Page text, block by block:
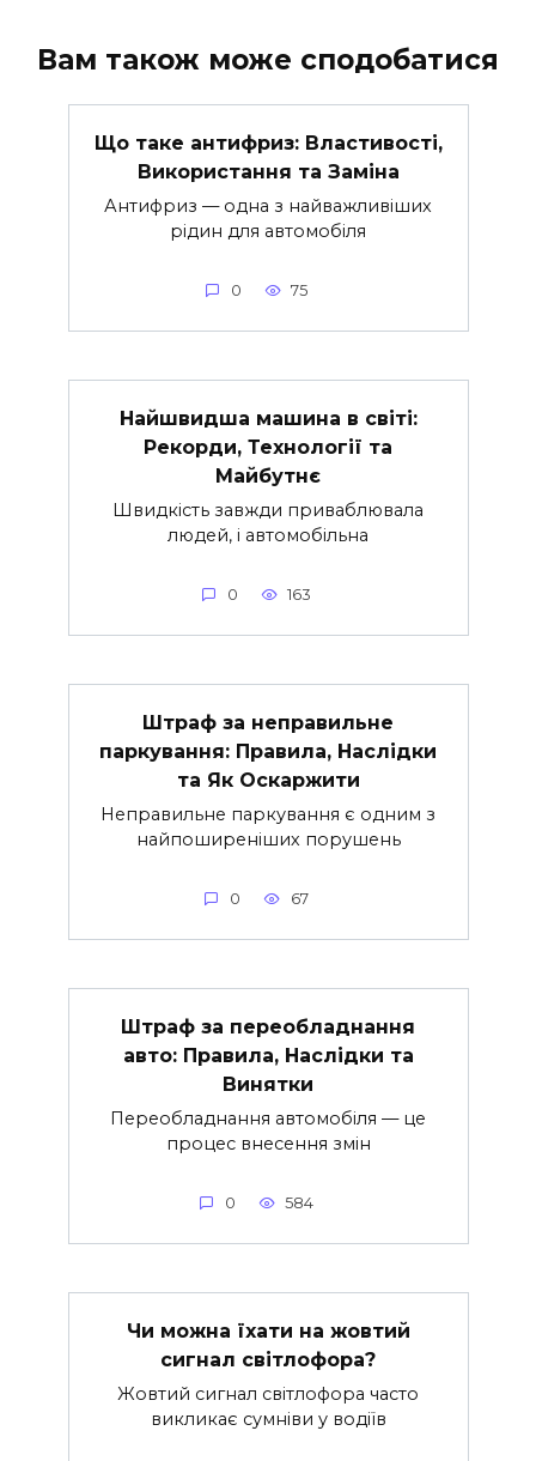
Вам також може сподобатися
Що таке антифриз: Властивості,
Використання та Заміна
Антифриз — одна з найважливіших
рідин для автомобіля
0 75
Найшвидша машина в світі:
Рекорди, Технології та
Майбутнє
Швидкість завжди приваблювала
людей, і автомобільна
0 163
Штраф за неправильне
паркування: Правила, Наслідки
та Як Оскаржити
Неправильне паркування є одним з
найпоширеніших порушень
0 67
Штраф за переобладнання
авто: Правила, Наслідки та
Винятки
Переобладнання автомобіля — це
процес внесення змін
0 584
Чи можна їхати на жовтий
сигнал світлофора?
Жовтий сигнал світлофора часто
викликає сумніви у водіїв